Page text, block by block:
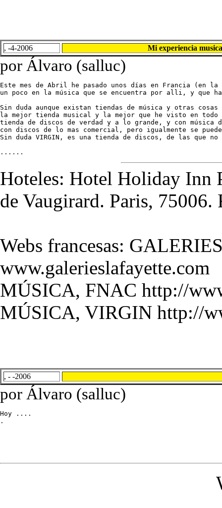
, -4-2006 Mi experiencia
por Álvaro (salluc)
Este mes de Abril he pasado unos días en Francia (en
un poco en la música que se encuentra por alli, y que
Sin duda aunque existan tiendas de música y otras
la mejor tienda musical y la mejor que he visto en todo
tienda de discos de verdad y a lo grande, y con
con discos de lo mas comercial, pero igualmente se
Sin duda VIRGIN, es una tienda de discos, de las que no
......
Hoteles: Hotel Holiday Inn
de Vaugirard. Paris, 75006.
Webs francesas:
www.galerieslafayette.com
MÚSICA, FNAC http://
MÚSICA, VIRGIN http://
, - -2006
por Álvaro (salluc)
Hoy ....
.